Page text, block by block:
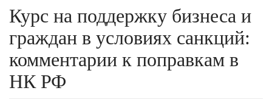
Курс на поддержку бизнеса и
граждан в условиях санкций:
комментарии к поправкам в
НК РФ